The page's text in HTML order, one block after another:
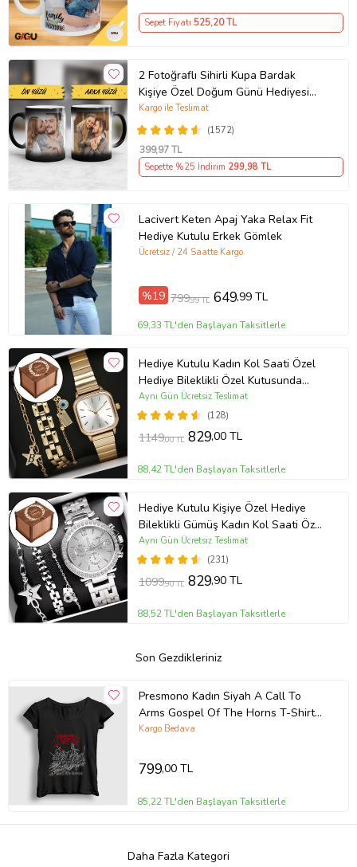
Sepet Fiyatı 525,20 TL
2 Fotoğraflı Sihirli Kupa Bardak
Kişiye Özel Doğum Günü Hediyesi
Sevgiliye Hediye Anneye Babaya
Ablaya Abiye Kız Erkek Kardeşe
Arkadaşa Resimli Günü Yıl Dönümü
Hediyesi
(1572)
Kargo ile Teslimat
399,97 TL
Sepette %25 İndirim 299,98 TL
Lacivert Keten Apaj Yaka Relax Fit
Hediye Kutulu Erkek Gömlek
Ücretsiz / 24 Saatte Kargo
%19 799,99 TL 649,99 TL
69,33 TL'den Başlayan Taksitlerle
Hediye Kutulu Kadın Kol Saati Özel
Hediye Bileklikli Özel Kutusunda
(Gold)
(128)
Aynı Gün Ücretsiz Teslimat
1149,00 TL 829,00 TL
88,42 TL'den Başlayan Taksitlerle
Hediye Kutulu Kişiye Özel Hediye
Bileklikli Gümüş Kadın Kol Saati Özel
Kutusunda (Gümüş)
(231)
Aynı Gün Ücretsiz Teslimat
1099,90 TL 829,90 TL
88,52 TL'den Başlayan Taksitlerle
Son Gezdikleriniz
Presmono Kadın Siyah A Call To
Arms Gospel Of The Horns T-Shirt
426717tt
Kargo Bedava
799,00 TL
85,22 TL'den Başlayan Taksitlerle
Daha Fazla Kategori